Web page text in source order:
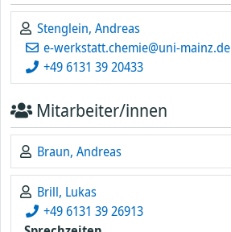
Stenglein, Andreas
e-werkstatt.chemie@uni-mainz.de
+49 6131 39 20433
Mitarbeiter/innen
Braun, Andreas
Brill, Lukas
+49 6131 39 26913